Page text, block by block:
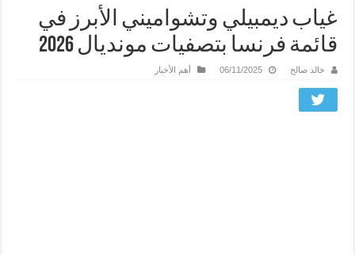
غياب ديمبيلي وتشواميني الأبرز في
قائمة فرنسا بتصفيات مونديال 2026
خالد صالح 06/11/2025 أهم الأخبار